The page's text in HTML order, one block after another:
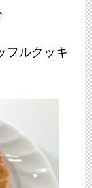
フルクッキ